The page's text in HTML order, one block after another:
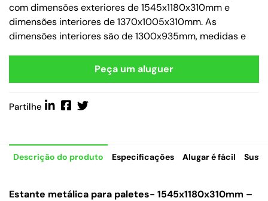
com dimensões exteriores de 1545x1180x310mm e
dimensões interiores de 1370x1005x310mm. As
dimensões interiores são de 1300x935mm, medidas e
Peça um aluguer
Partilhe
Descrição do produto Especificações Alugar é fácil
Estante metálica para paletes- 1545x1180x310mm –